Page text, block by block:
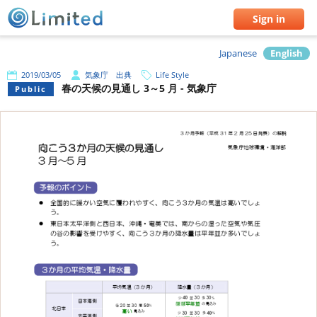
Sign in
Japanese English
2019/03/05 気象庁 出典
Life Style
Public
春の天候の見通し 3～5 月 - 気象庁